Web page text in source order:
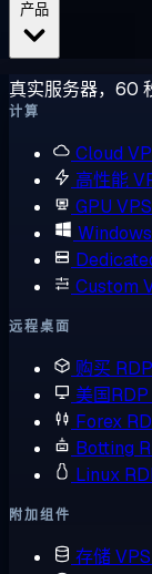
真实服务器，60
计算
Cloud
高性能
GPU VPS
Custom
远程桌面
购买 RDP
美国RDP
Forex
Botting
Linux
附加组件
存储 VPS